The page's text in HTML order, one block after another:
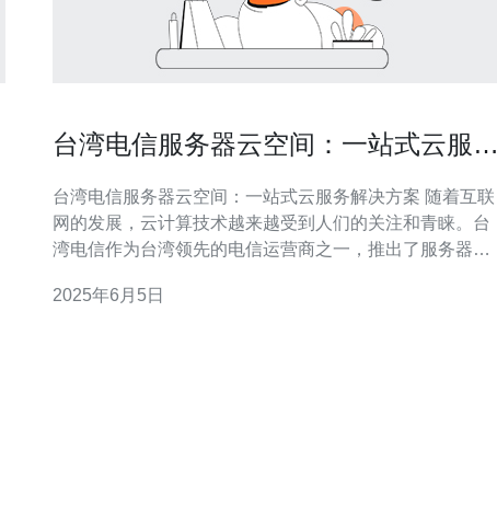
台湾电信服务器云空间：一站式云服务
台湾电信服务器云空间：一站式云服务解决方案 随着互联
网的发展，云计算技术越来越受到人们的关注和青睐。台
湾电信作为台湾领先的电信运营商之一，推出了服务器云
绍台湾电信服务器云空间的特点、优势和应用场景。 台湾
2025年6月5日